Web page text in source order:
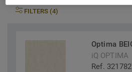
FILTERS (4)
Optima
iQ OPTIMA
Ref.